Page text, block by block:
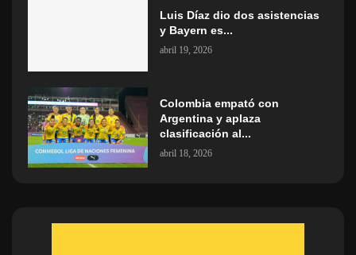
Luis Díaz dio dos asistencias
y Bayern es...
abril 19, 2026
Colombia empató con
Argentina y aplaza
clasificación al...
abril 18, 2026